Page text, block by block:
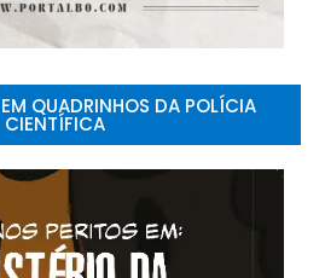
QUADRINHOS DA POLÍCIA
CIENTÍFICA